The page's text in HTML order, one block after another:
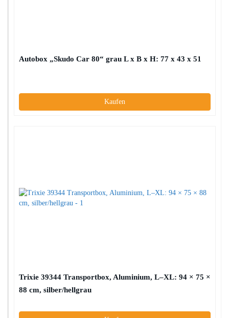
Autobox „Skudo Car 80“ grau L x B x H: 77 x 43 x 51
Kaufen
Trixie 39344 Transportbox, Aluminium, L–XL: 94 × 75 ×
88 cm, silber/hellgrau